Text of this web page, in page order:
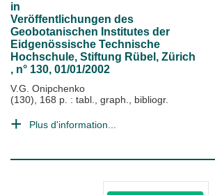
in
Veröffentlichungen des
Geobotanischen Institutes der
Eidgenössische Technische
Hochschule, Stiftung Rübel, Zürich
, n° 130, 01/01/2002
V.G. Onipchenko
(130), 168 p. : tabl., graph., bibliogr.
Plus d'information...